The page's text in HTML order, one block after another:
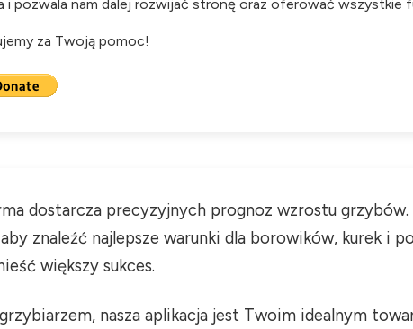
nam dalej rozwijać stronę oraz oferować wszystkie
za Twoją pomoc!
dostarcza precyzyjnych prognoz wzrostu grzybów.
znaleźć najlepsze warunki dla borowików, kurek i
większy sukces.
nasza aplikacja jest Twoim idealnym